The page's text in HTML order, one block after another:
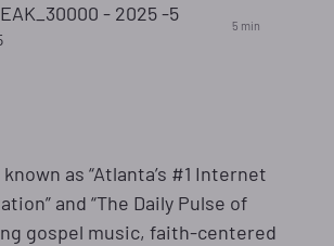
- 2025 -5 5 min
as “Atlanta’s #1 Internet
and “The Daily Pulse of
gospel music, faith-centered